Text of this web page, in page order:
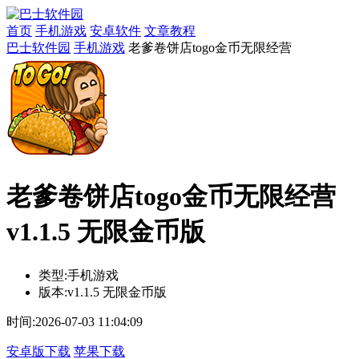
首页 手机游戏 安卓软件 文章教程
巴士软件园 手机游戏 老爹卷饼店togo金币无限经营
老爹卷饼店togo金币无限经营
v1.1.5 无限金币版
类型:手机游戏
版本:v1.1.5 无限金币版
时间:2026-07-03 11:04:09
安卓版下载 苹果下载